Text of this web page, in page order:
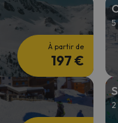
À partir de
197 €
5